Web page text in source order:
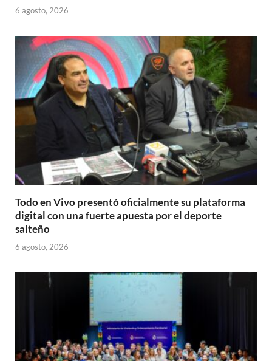
6 agosto, 2026
Todo en Vivo presentó oficialmente su plataforma
digital con una fuerte apuesta por el deporte
salteño
6 agosto, 2026